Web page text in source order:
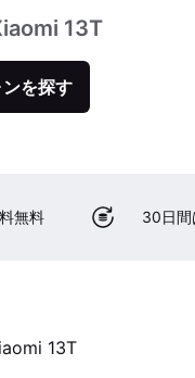
13T
を探す
無料 30日間
13T